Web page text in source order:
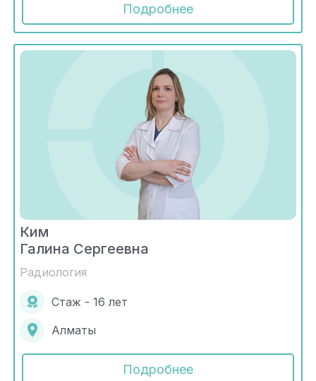
Подробнее
Ким
Галина Сергеевна
Радиология
Стаж - 16 лет
Алматы
Подробнее